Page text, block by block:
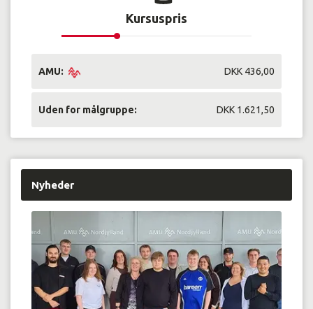
Kursuspris
AMU: DKK 436,00
Uden for målgruppe: DKK 1.621,50
Nyheder